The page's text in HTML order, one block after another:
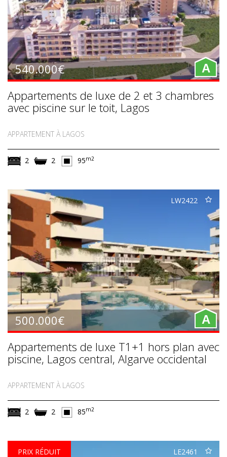
540.000€ A
Appartements de luxe de 2 et 3 chambres
avec piscine sur le toit, Lagos
APPARTEMENT À LAGOS
2 2 95m2
LW2422
500.000€ A
Appartements de luxe T1+1 hors plan avec
piscine, Lagos central, Algarve occidental
APPARTEMENT À LAGOS
2 2 85m2
LE2461
PRIX RÉDUIT